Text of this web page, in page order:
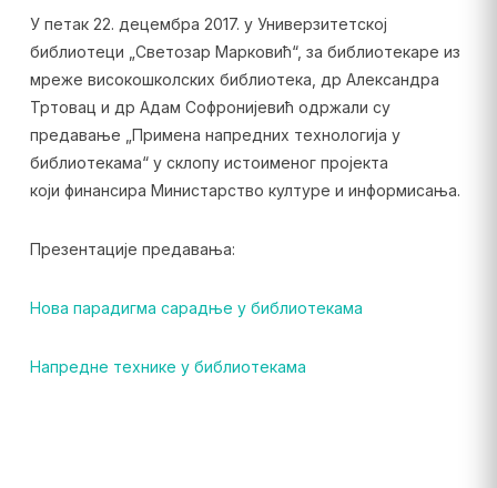
У петак 22. децембра 2017. у Универзитетској
библиотеци „Светозар Марковић“, за библиотекаре из
мреже високошколских библиотека, др Александра
Тртовац и др Адам Софронијевић одржали су
предавање „Примена напредних технологија у
библиотекама“ у склопу истоименог пројекта
који финансира Министарство културе и информисања.
Презентације предавања:
Нова парадигма сарадње у библиотекама
Напредне технике у библиотекама